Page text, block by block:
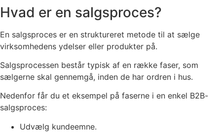
Hvad er en salgsproces?
En salgsproces er en struktureret metode til at sælge
virksomhedens ydelser eller produkter på.
Salgsprocessen består typisk af en række faser, som
sælgerne skal gennemgå, inden de har ordren i hus.
Nedenfor får du et eksempel på faserne i en enkel B2B-
salgsproces:
Udvælg kundeemne.